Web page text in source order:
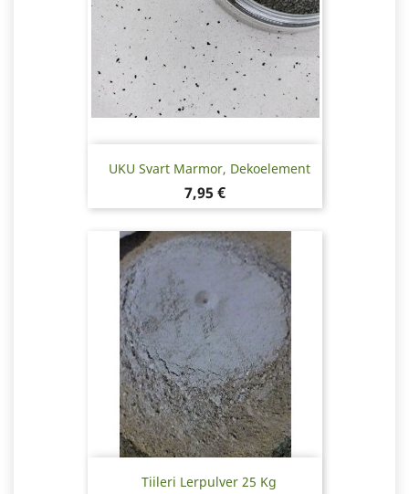
UKU Svart Marmor, Dekoelement
Pris
7,95 €
Tiileri Lerpulver 25 Kg